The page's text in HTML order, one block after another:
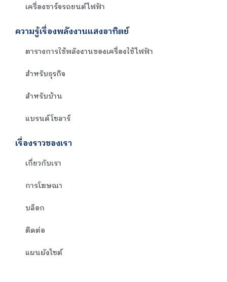
เครื่องชาร์จรถยนต์ไฟฟ้า
ความรู้เรื่องพลังงานแสงอาทิตย์
ตารางการใช้พลังงานของเครื่องใช้ไฟฟ้า
สำหรับธุรกิจ
สำหรับบ้าน
แบรนด์โซลาร์
เรื่องราวของเรา
เกี่ยวกับเรา
การโฆษณา
บล็อก
ติดต่อ
แผนผังไซต์